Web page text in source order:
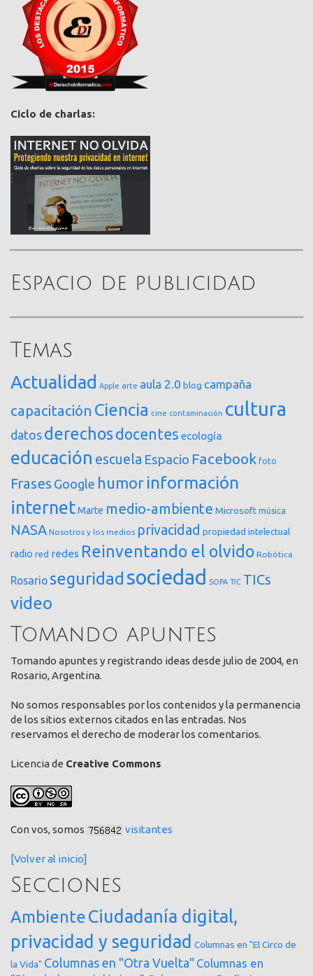
Ciclo de charlas:
Espacio de publicidad
Temas
Actualidad Apple arte aula 2.0 blog campaña
capacitación Ciencia cine contaminación cultura
datos derechosdocentes ecología
educación escuela Espacio Facebook foto
Frases Google humor información
internetMarte medio-ambiente Microsoft música
NASA Nosotros y los medios privacidad propiedad intelectual
radio red redes Reinventando el olvido Robótica
Rosario seguridad sociedad SOPA TIC TICs
video
Tomando apuntes
Tomando apuntes y registrando ideas desde julio de 2004, en
Rosario, Argentina.
No somos responsables por los contenidos y la permanencia
de los sitios externos citados en las entradas. Nos
reservamos el derecho de moderar los comentarios.
Licencia de Creative Commons
Con vos, somos visitantes
[Volver al inicio]
Secciones
AmbienteCiudadanía digital,
privacidad y seguridad Columnas en "El Circo de
la Vida" Columnas en "Otra Vuelta" Columnas en